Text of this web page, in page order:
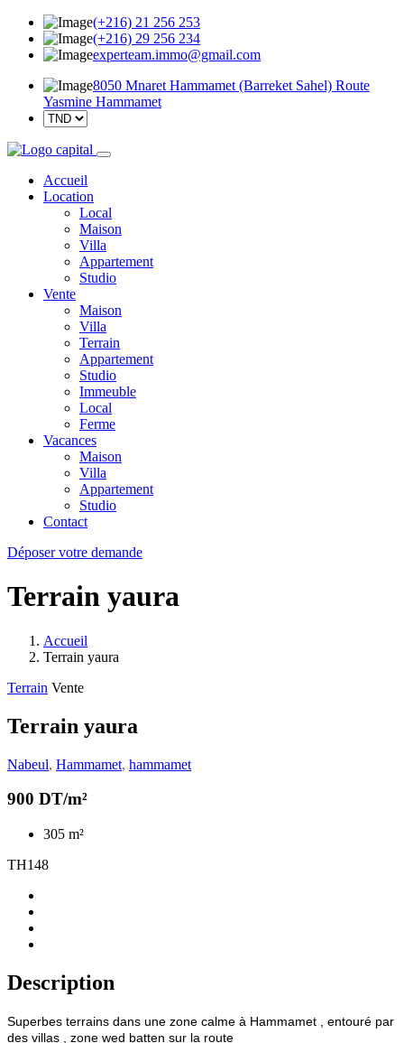
(+216) 21 256 253
(+216) 29 256 234
experteam.immo@gmail.com
8050 Mnaret Hammamet (Barreket Sahel) Route
Yasmine Hammamet
Accueil
Location
Local
Maison
Villa
Appartement
Studio
Vente
Maison
Villa
Terrain
Appartement
Studio
Immeuble
Local
Ferme
Vacances
Maison
Villa
Appartement
Studio
Contact
Déposer votre demande
Terrain yaura
Accueil
Terrain yaura
Terrain Vente
Terrain yaura
Nabeul, Hammamet, hammamet
900 DT/m²
305 m²
TH148
Description
Superbes terrains dans une zone calme à Hammamet , entouré par
des villas , zone wed batten sur la route